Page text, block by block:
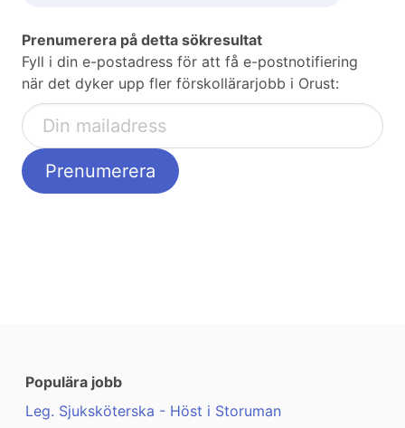
Prenumerera på detta sökresultat
Fyll i din e-postadress för att få e-postnotifiering
när det dyker upp fler förskollärarjobb i Orust:
Populära jobb
Leg. Sjuksköterska - Höst i Storuman